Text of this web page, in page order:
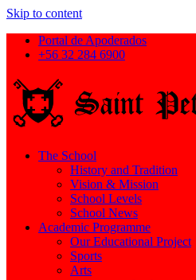
Skip to content
Portal de Apoderados
+56 32 284 6900
The School
History and Tradition
Vision & Mission
School Levels
School News
Academic Programme
Our Educational Project
Sports
Arts